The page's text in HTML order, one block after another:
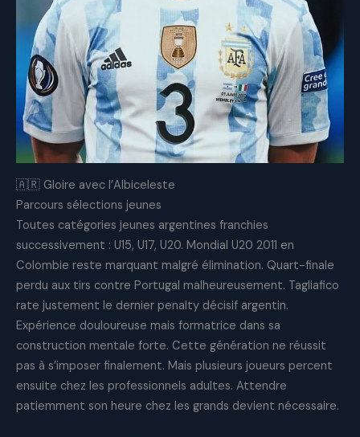
🇦🇷 Gloire avec l’Albiceleste
Parcours sélections jeunes
Toutes catégories jeunes argentines franchies
successivement : U15, U17, U20. Mondial U20 2011 en
Colombie reste marquant malgré élimination. Quart-finale
perdu aux tirs contre Portugal malheureusement. Tagliafico
rate justement le dernier penalty décisif argentin.
Expérience douloureuse mais formatrice dans sa
construction mentale forte. Cette génération ne réussit
pas à s’imposer finalement. Mais plusieurs joueurs percent
ensuite chez les professionnels adultes. Attendre
patiemment son heure chez les grands devient nécessaire.